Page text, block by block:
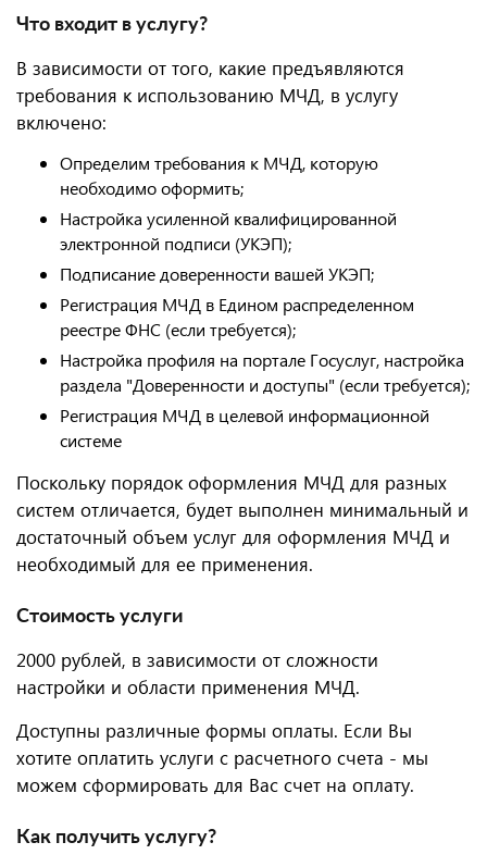
Что входит в услугу?
В зависимости от того, какие предъявляются
требования к использованию МЧД, в услугу
включено:
Определим требования к МЧД, которую
необходимо оформить;
Настройка усиленной квалифицированной
электронной подписи (УКЭП);
Подписание доверенности вашей УКЭП;
Регистрация МЧД в Едином распределенном
реестре ФНС (если требуется);
Настройка профиля на портале Госуслуг, настройка
раздела "Доверенности и доступы" (если требуется);
Регистрация МЧД в целевой информационной
системе
Поскольку порядок оформления МЧД для разных
систем отличается, будет выполнен минимальный и
достаточный объем услуг для оформления МЧД и
необходимый для ее применения.
Стоимость услуги
2000 рублей, в зависимости от сложности
настройки и области применения МЧД.
Доступны различные формы оплаты. Если Вы
хотите оплатить услуги с расчетного счета - мы
можем сформировать для Вас счет на оплату.
Как получить услугу?